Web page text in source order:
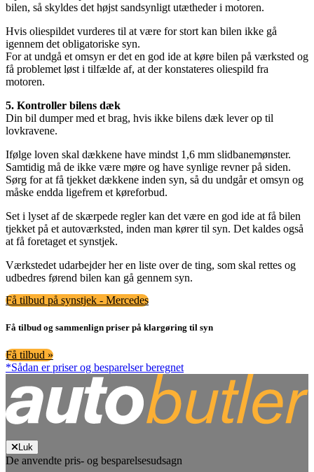
bilen, så skyldes det højst sandsynligt utætheder i motoren.
Hvis oliespildet vurderes til at være for stort kan bilen ikke gå
igennem det obligatoriske syn.
For at undgå et omsyn er det en god ide at køre bilen på værksted og
få problemet løst i tilfælde af, at der konstateres oliespild fra
motoren.
5. Kontroller bilens dæk
Din bil dumper med et brag, hvis ikke bilens dæk lever op til
lovkravene.
Ifølge loven skal dækkene have mindst 1,6 mm slidbanemønster.
Samtidig må de ikke være møre og have synlige revner på siden.
Sørg for at få tjekket dækkene inden syn, så du undgår et omsyn og
måske endda ligefrem et køreforbud.
Set i lyset af de skærpede regler kan det være en god ide at få bilen
tjekket på et autoværksted, inden man kører til syn. Det kaldes også
at få foretaget et synstjek.
Værkstedet udarbejder her en liste over de ting, som skal rettes og
udbedres førend bilen kan gå gennem syn.
Få tilbud på synstjek - Mercedes
Få tilbud og sammenlign priser på klargøring til syn
Få tilbud »
*Sådan er priser og besparelser beregnet
Luk
De anvendte pris- og besparelsesudsagn